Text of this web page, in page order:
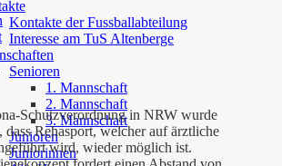
Kontakte der Fussballabteilung
Interesse am TuS Altenberge
Senioren
1. Mannschaft
2. Mannschaft
3. Mannschaft
Junioren
Juniorinnen
Schutzverordnung in NRW wurde
dass Rehasport, welcher auf ärztliche
wird, wieder möglich ist.